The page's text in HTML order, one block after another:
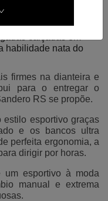
Sandero RS –
habilidade nata do
firmes na dianteira e
para o entregar o
RS se propõe.
estilo esportivo graças
e os bancos ultra
perfeita ergonomia, a
dirigir por horas.
um esportivo à moda
manual e extrema